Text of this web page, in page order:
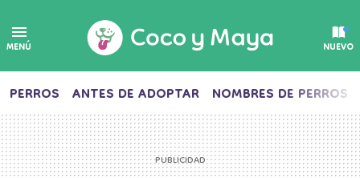
MENÚ NUEVO
PERROS ANTES DE ADOPTAR NOMBRES DE PERROS